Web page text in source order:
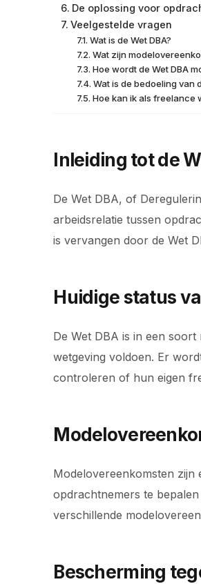
De oplossing voor
Veelgestelde vragen
Wat is de Wet DBA?
Wat zijn
Hoe wordt de Wet DBA
Wat is de bedoeling van
Hoe kan ik als
Inleiding tot de
De Wet DBA, of
arbeidsrelatie tussen
is vervangen door de Wet
Huidige status
De Wet DBA is in een
wetgeving voldoen. Er
controleren of hun eigen
Modelovereenkomsten zijn
opdrachtnemers te
verschillende
Bescherming